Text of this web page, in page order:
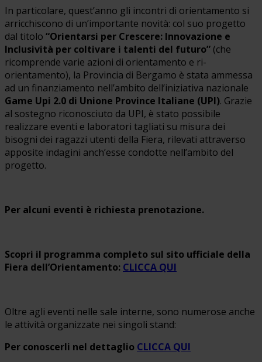
In particolare, quest’anno gli incontri di orientamento si
arricchiscono di un’importante novità: col suo progetto
dal titolo “Orientarsi per Crescere: Innovazione e
Inclusività per coltivare i talenti del futuro” (che
ricomprende varie azioni di orientamento e ri-
orientamento), la Provincia di Bergamo è stata ammessa
ad un finanziamento nell’ambito dell’iniziativa nazionale
Game Upi 2.0 di Unione Province Italiane (UPI). Grazie
al sostegno riconosciuto da UPI, è stato possibile
realizzare eventi e laboratori tagliati su misura dei
bisogni dei ragazzi utenti della Fiera, rilevati attraverso
apposite indagini anch’esse condotte nell’ambito del
progetto.
Per alcuni eventi è richiesta prenotazione.
Scopri il programma completo sul sito ufficiale della
Fiera dell’Orientamento: CLICCA QUI
Oltre agli eventi nelle sale interne, sono numerose anche
le attività organizzate nei singoli stand:
Per conoscerli nel dettaglio CLICCA QUI